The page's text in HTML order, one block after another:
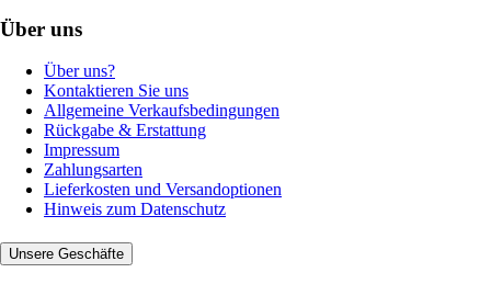
Über uns
Über uns?
Kontaktieren Sie uns
Allgemeine Verkaufsbedingungen
Rückgabe & Erstattung
Impressum
Zahlungsarten
Lieferkosten und Versandoptionen
Hinweis zum Datenschutz
Unsere Geschäfte